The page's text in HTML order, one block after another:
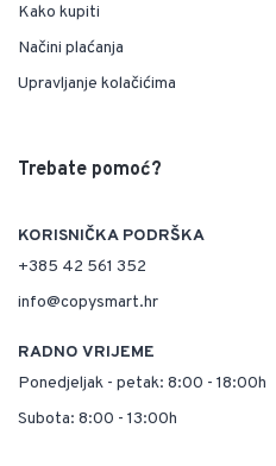
Kako kupiti
Načini plaćanja
Upravljanje kolačićima
Trebate pomoć?
KORISNIČKA PODRŠKA
+385 42 561 352
info@copysmart.hr
RADNO VRIJEME
Ponedjeljak - petak: 8:00 - 18:00h
Subota: 8:00 - 13:00h